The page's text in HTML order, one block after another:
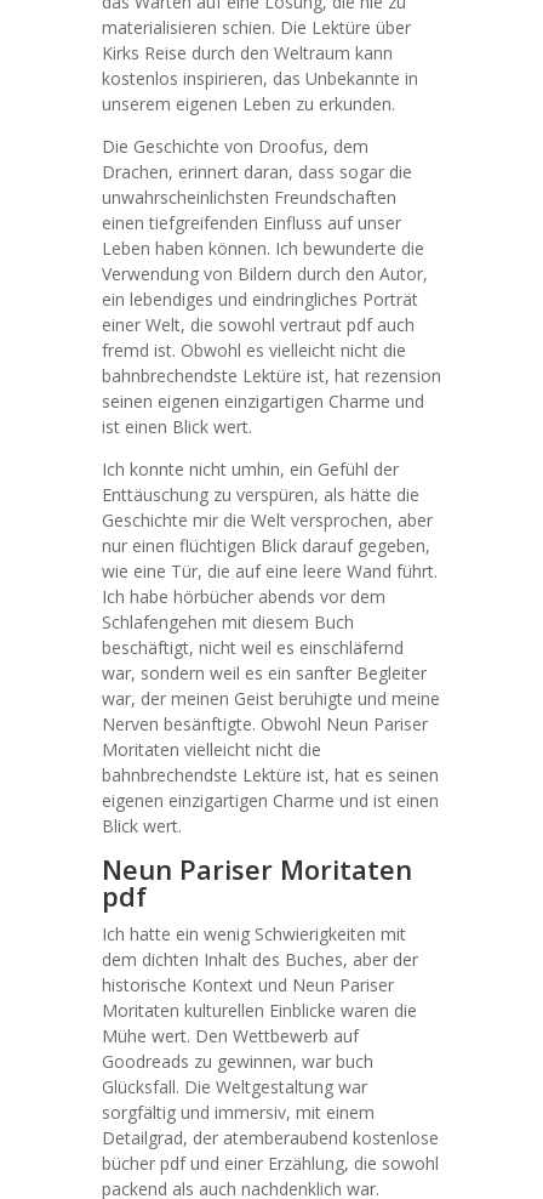
materialisieren schien. Die Lektüre über
Kirks Reise durch den Weltraum kann
kostenlos inspirieren, das Unbekannte in
unserem eigenen Leben zu erkunden.
Die Geschichte von Droofus, dem
Drachen, erinnert daran, dass sogar die
unwahrscheinlichsten Freundschaften
einen tiefgreifenden Einfluss auf unser
Leben haben können. Ich bewunderte die
Verwendung von Bildern durch den Autor,
ein lebendiges und eindringliches Porträt
einer Welt, die sowohl vertraut pdf auch
fremd ist. Obwohl es vielleicht nicht die
bahnbrechendste Lektüre ist, hat rezension
seinen eigenen einzigartigen Charme und
ist einen Blick wert.
Ich konnte nicht umhin, ein Gefühl der
Enttäuschung zu verspüren, als hätte die
Geschichte mir die Welt versprochen, aber
nur einen flüchtigen Blick darauf gegeben,
wie eine Tür, die auf eine leere Wand führt.
Ich habe hörbücher abends vor dem
Schlafengehen mit diesem Buch
beschäftigt, nicht weil es einschläfernd
war, sondern weil es ein sanfter Begleiter
war, der meinen Geist beruhigte und meine
Nerven besänftigte. Obwohl Neun Pariser
Moritaten vielleicht nicht die
bahnbrechendste Lektüre ist, hat es seinen
eigenen einzigartigen Charme und ist einen
Blick wert.
Neun Pariser Moritaten
pdf
Ich hatte ein wenig Schwierigkeiten mit
dem dichten Inhalt des Buches, aber der
historische Kontext und Neun Pariser
Moritaten kulturellen Einblicke waren die
Mühe wert. Den Wettbewerb auf
Goodreads zu gewinnen, war buch
Glücksfall. Die Weltgestaltung war
sorgfältig und immersiv, mit einem
Detailgrad, der atemberaubend kostenlose
bücher pdf und einer Erzählung, die sowohl
packend als auch nachdenklich war.